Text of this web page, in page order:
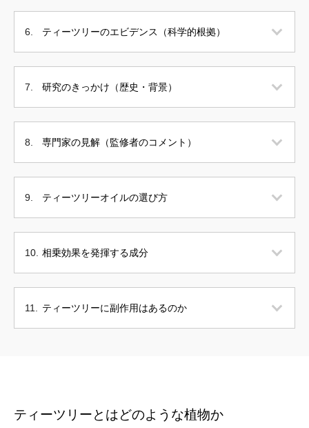
ティーツリーのエビデンス（科学的根拠）
研究のきっかけ（歴史・背景）
専門家の見解（監修者のコメント）
ティーツリーオイルの選び方
相乗効果を発揮する成分
ティーツリーに副作用はあるのか
ティーツリーとはどのような植物か